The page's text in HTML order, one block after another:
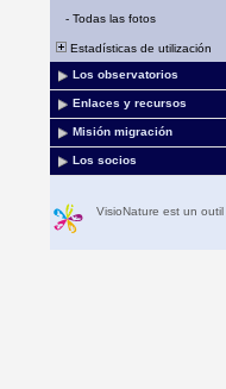
- Todas las fotos
Estadísticas de utilización
Los observatorios
Enlaces y recursos
Misión migración
Los socios
VisioNature est un